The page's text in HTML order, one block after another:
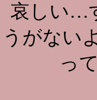
哀しい…
がない
っ